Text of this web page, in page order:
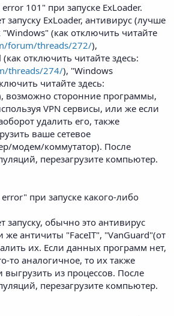
101" при запуске ExLoader.
запуску ExLoader, антивирус (лучше
(как отключить читайте
forum/threads/272/),
отключить читайте здесь:
threads/274/), "Windows
читайте здесь:
возможно сторонние программы,
VPN сервисы, или же если
удалить его, также
ваше сетевое
модем/коммутатор). После
перезагрузите компьютер.
при запуске какого-либо
запуску, обычно это антивирус
античиты "FaceIT", "VanGuard"(от
их. Если данных программ нет,
то аналогичное, то их также
выгрузить из процессов. После
перезагрузите компьютер.